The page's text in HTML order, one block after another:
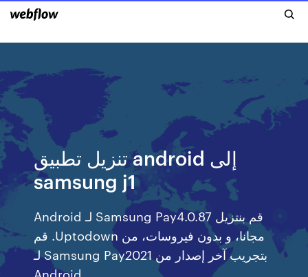
تنزيل تطبيق android إلى
samsung j1
‫قم بنتزيل Samsung Pay4.0.87 لـ Android
مجانا، و بدون فيروسات، من Uptodown. قم
بتجريب آخر إصدار من Samsung Pay2021 لـ
Android